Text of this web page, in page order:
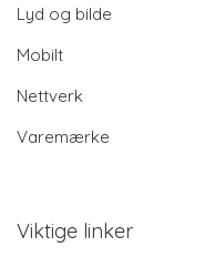
Lyd og bilde
Mobilt
Nettverk
Varemærke
Viktige linker